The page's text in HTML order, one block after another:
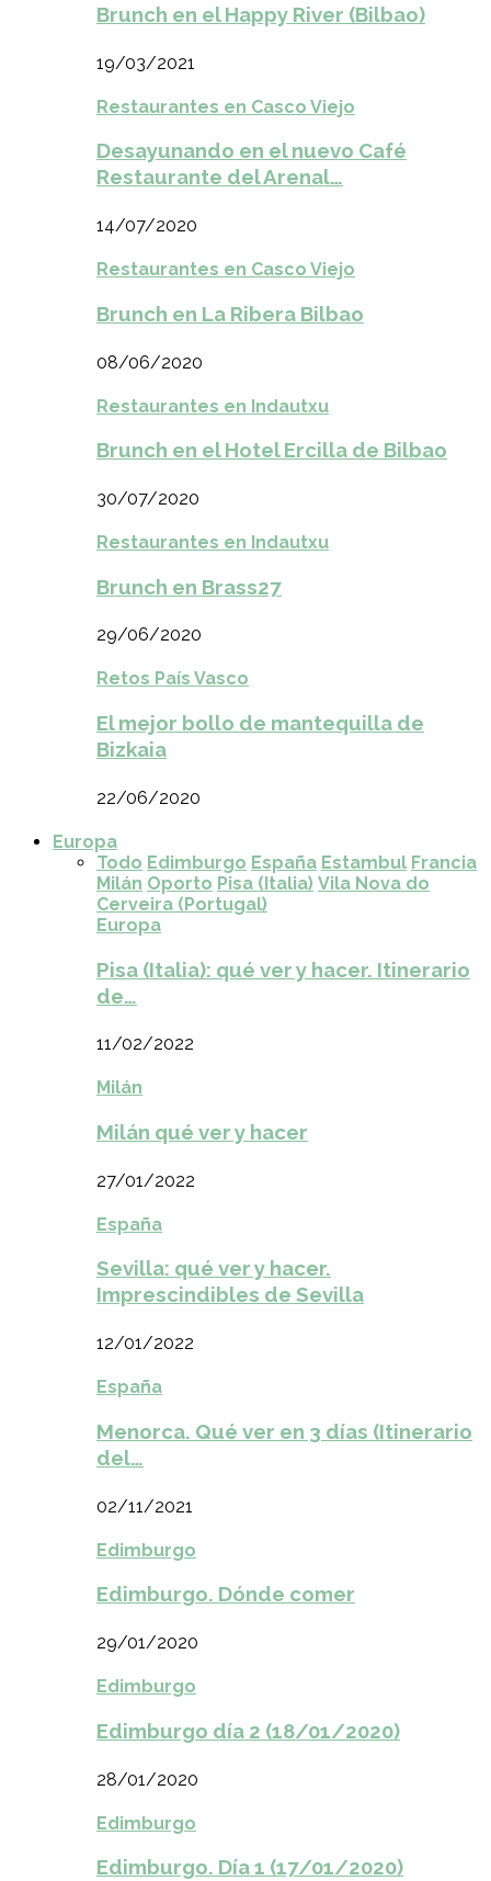
Brunch en el Happy River (Bilbao)
19/03/2021
Restaurantes en Casco Viejo
Desayunando en el nuevo Café
Restaurante del Arenal…
14/07/2020
Restaurantes en Casco Viejo
Brunch en La Ribera Bilbao
08/06/2020
Restaurantes en Indautxu
Brunch en el Hotel Ercilla de Bilbao
30/07/2020
Restaurantes en Indautxu
Brunch en Brass27
29/06/2020
Retos País Vasco
El mejor bollo de mantequilla de
Bizkaia
22/06/2020
Europa
Todo Edimburgo España Estambul Francia
Milán Oporto Pisa (Italia) Vila Nova do
Cerveira (Portugal)
Europa
Pisa (Italia): qué ver y hacer. Itinerario
de…
11/02/2022
Milán
Milán qué ver y hacer
27/01/2022
España
Sevilla: qué ver y hacer.
Imprescindibles de Sevilla
12/01/2022
España
Menorca. Qué ver en 3 días (Itinerario
del…
02/11/2021
Edimburgo
Edimburgo. Dónde comer
29/01/2020
Edimburgo
Edimburgo día 2 (18/01/2020)
28/01/2020
Edimburgo
Edimburgo. Día 1 (17/01/2020)